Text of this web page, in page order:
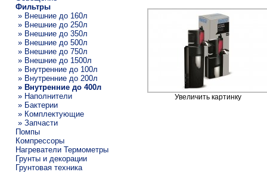
Фильтры
» Внешние до 160л
» Внешние до 250л
» Внешние до 350л
» Внешние до 500л
» Внешние до 750л
» Внешние до 1500л
» Внутренние до 100л
» Внутренние до 200л
» Внутренние до 400л
» Наполнители
» Бактерии
» Комплектующие
» Запчасти
Помпы
Компрессоры
Нагреватели Термометры
Грунты и декорации
Грунтовая техника
Увеличить картинку